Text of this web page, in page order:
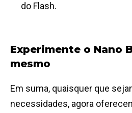
do Flash.
Experimente o Nano
mesmo
Em suma, quaisquer que
necessidades, agora